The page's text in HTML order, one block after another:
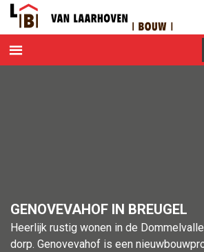
GENOVEVAHOF IN BREUGEL
Heerlijk rustig wonen in de
dorp. Genovevahof is een